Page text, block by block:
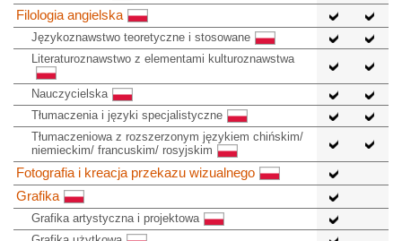
Filologia angielska
Językoznawstwo teoretyczne i stosowane
Literaturoznawstwo z elementami kulturoznawstwa
Nauczycielska
Tłumaczenia i języki specjalistyczne
Tłumaczeniowa z rozszerzonym językiem chińskim/
niemieckim/ francuskim/ rosyjskim
Fotografia i kreacja przekazu wizualnego
Grafika
Grafika artystyczna i projektowa